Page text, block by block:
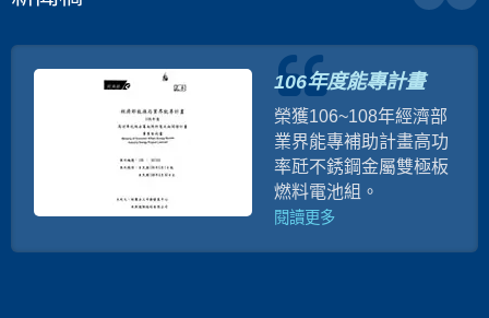
106年度能專計畫
榮獲106~108年經濟部
業界能專補助計畫高功
率瓩不銹鋼金屬雙極板
燃料電池組。
閱讀更多